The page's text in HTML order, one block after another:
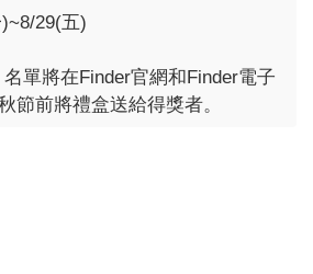
29(五)
單將在Finder官網和Finder電子
節前將禮盒送給得獎者。